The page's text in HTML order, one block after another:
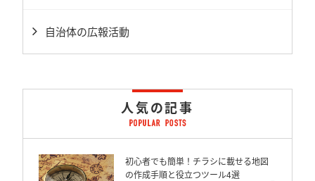
自治体の広報活動
人気の記事
初心者でも簡単！チラシに載せる地図
の作成手順と役立つツール4選